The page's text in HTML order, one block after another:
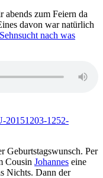
abends zum Feiern da
davon war natürlich
nach was
20151203-1252-
Geburtstagswunsch. Per
Cousin Johannes eine
Nichts. Dann der